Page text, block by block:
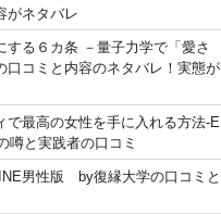
がネタバレ
する６カ条 －量子力学で「愛さ
口コミと内容のネタバレ！実態が
で最高の女性を手に入れる方法-E
噂と実践者の口コミ
男性版 by復縁大学の口コミと